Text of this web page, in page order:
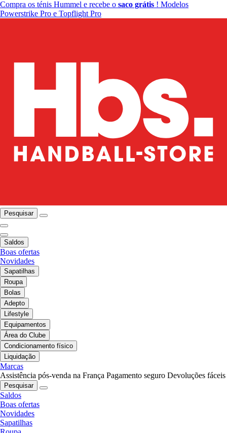
Compra os ténis Hummel e recebe o saco grátis ! Modelos
Powerstrike Pro e Topflight Pro
Pesquisar
Saldos
Boas ofertas
Novidades
Sapatilhas
Roupa
Bolas
Adepto
Lifestyle
Equipamentos
Área do Clube
Condicionamento físico
Liquidação
Marcas
Assistência pós-venda na França Pagamento seguro Devoluções fáceis
Pesquisar
Saldos
Boas ofertas
Novidades
Sapatilhas